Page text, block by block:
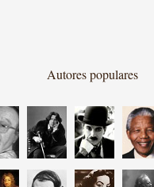
Autores populares